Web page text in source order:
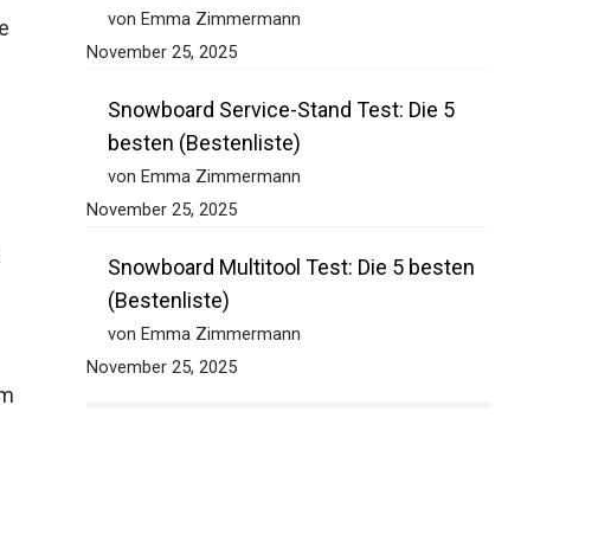
von Emma Zimmermann
November 25, 2025
Snowboard Service-Stand Test: Die 5
besten (Bestenliste)
von Emma Zimmermann
November 25, 2025
Snowboard Multitool Test: Die 5 besten
(Bestenliste)
von Emma Zimmermann
November 25, 2025